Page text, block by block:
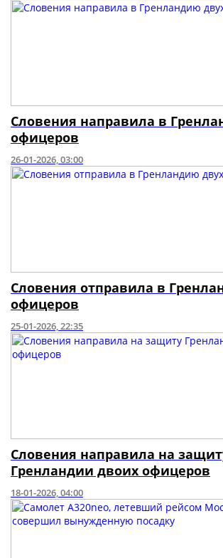
Словения направила в
офицеров
26-01-2026, 03:00
Словения отправила в
офицеров
25-01-2026, 22:35
Словения направила на
Гренландии двоих офицеров
18-01-2026, 04:00